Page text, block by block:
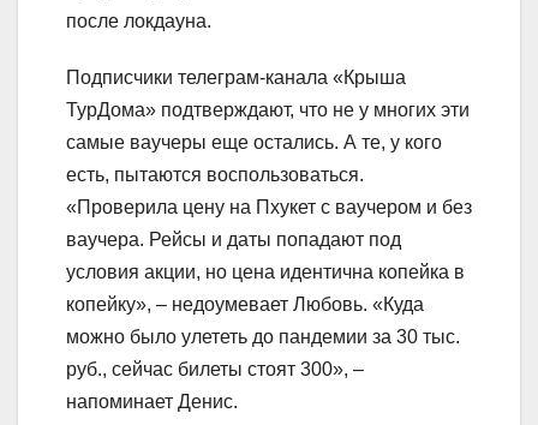
после локдауна.
Подписчики телеграм-канала «Крыша
ТурДома» подтверждают, что не у многих эти
самые ваучеры еще остались. А те, у кого
есть, пытаются воспользоваться.
«Проверила цену на Пхукет с ваучером и без
ваучера. Рейсы и даты попадают под
условия акции, но цена идентична копейка в
копейку», – недоумевает Любовь. «Куда
можно было улететь до пандемии за 30 тыс.
руб., сейчас билеты стоят 300», –
напоминает Денис.